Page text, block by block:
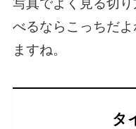
べるならこっちだ
ますね。
タ